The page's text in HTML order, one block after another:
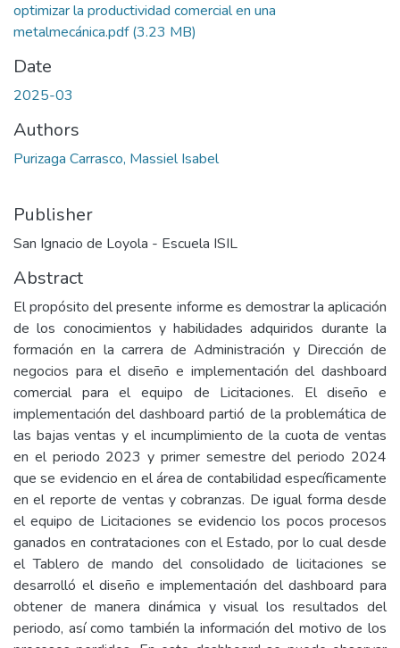
optimizar la productividad comercial en una
metalmecánica.pdf(3.23 MB)
Date
2025-03
Authors
Purizaga Carrasco, Massiel Isabel
Publisher
San Ignacio de Loyola - Escuela ISIL
Abstract
El propósito del presente informe es demostrar la aplicación
de los conocimientos y habilidades adquiridos durante la
formación en la carrera de Administración y Dirección de
negocios para el diseño e implementación del dashboard
comercial para el equipo de Licitaciones. El diseño e
implementación del dashboard partió de la problemática de
las bajas ventas y el incumplimiento de la cuota de ventas
en el periodo 2023 y primer semestre del periodo 2024
que se evidencio en el área de contabilidad específicamente
en el reporte de ventas y cobranzas. De igual forma desde
el equipo de Licitaciones se evidencio los pocos procesos
ganados en contrataciones con el Estado, por lo cual desde
el Tablero de mando del consolidado de licitaciones se
desarrolló el diseño e implementación del dashboard para
obtener de manera dinámica y visual los resultados del
periodo, así como también la información del motivo de los